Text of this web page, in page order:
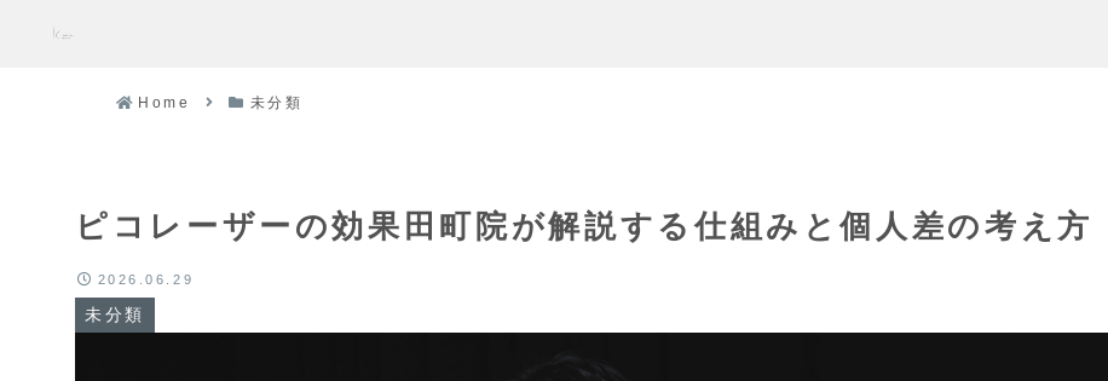
Home 未分類
ピコレーザーの効果田町院が解説する仕組みと個人差の考え方
未分類
2026.06.29